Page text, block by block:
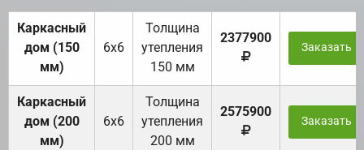
Каркасный
дом (150
мм)
6х6
Толщина
утепления
150 мм
2377900
Заказать
Каркасный
дом (200
мм)
6х6
Толщина
утепления
200 мм
2575900
Заказать